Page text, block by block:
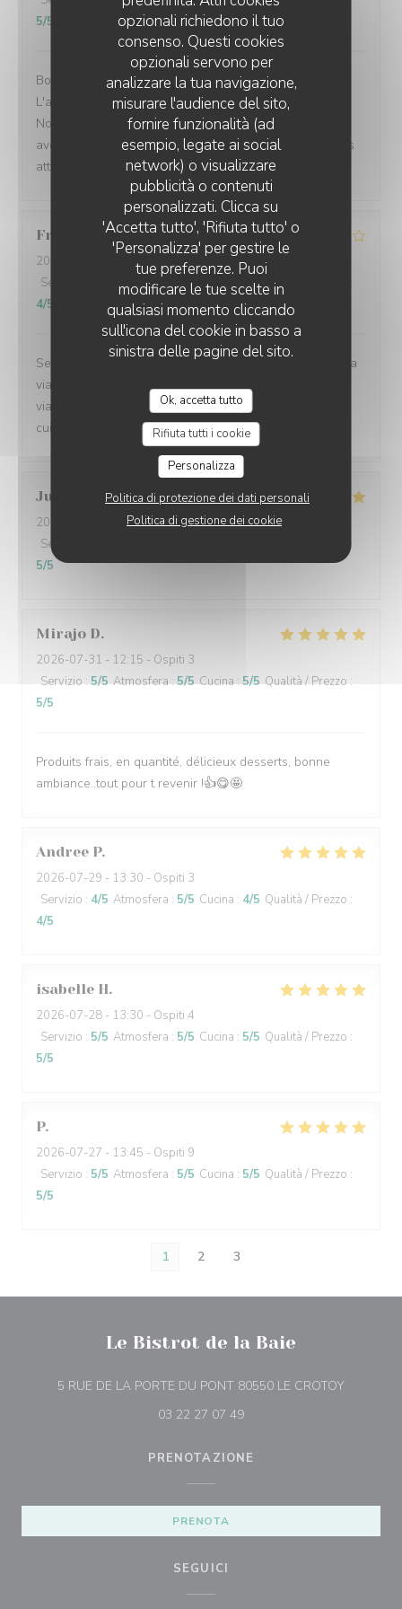
opzionali richiedono il tuo
consenso. Questi cookies
opzionali servono per
analizzare la tua navigazione,
misurare l'audience del sito,
fornire funzionalità (ad
esempio, legate ai social
network) o visualizzare
pubblicità o contenuti
personalizzati. Clicca su
'Accetta tutto', 'Rifiuta tutto' o
'Personalizza' per gestire le
tue preferenze. Puoi
modificare le tue scelte in
qualsiasi momento cliccando
sull'icona del cookie in basso a
sinistra delle pagine del sito.
Ok, accetta tutto
Rifiuta tutti i cookie
Personalizza
Politica di protezione dei dati personali
Politica di gestione dei cookie
5/5
Bonjour, nous avons passé un excellent moment.
L'accueil fut chaleureux et sympathique. Un vrai plaisir.
Nous avons déjeuné d'excellentes moules marinières
avec de bonnes frites. Le service fut a la hauteur de nos
attentes. Je recommande ce restaurant sans hésiter.
Frederic M
2026-08-02
- 19:15 - Ospiti 2
Servizio
Atmosfera: 5/5 Cucina: 3/5 Qualità / Prezzo
4/5
Serveuse agréable et marrante Par contre, cuisson de la
viande, pas ça du tout. Demande cuisson saignante, la
viande était crue et pour la deuxième, demande bien
cuite, la viande saignante
Julien
2026-07-30
- 13:30 - Ospiti 3
Servizio
:
5/5
Mirajo D
2026-07-31 - 12:15 - Ospiti 3
Servizio:5/5 Atmosfera:5/5 Cucina:5/5 Qualità / Prezzo :
5/5
Produits frais, en quantité, délicieux desserts, bonne
ambiance..tout pour t revenir !👍😋🤩
Andree P
2026-07-29 - 13:30 - Ospiti 3
Servizio : 4/5 Atmosfera : 5/5 Cucina : 4/5 Qualità / Prezzo :
4/5
isabelle H
2026-07-28 - 13:30 - Ospiti 4
Servizio : 5/5 Atmosfera : 5/5 Cucina : 5/5 Qualità / Prezzo :
5/5
P
2026-07-27 - 13:45 - Ospiti 9
Servizio : 5/5 Atmosfera : 5/5 Cucina : 5/5 Qualità / Prezzo :
5/5
1 2 3
Le Bistrot de la Baie
5 RUE DE LA PORTE DU PONT 80550 LE CROTOY((apre
03 22 27 07 49
PRENOTAZIONE
PRENOTA
SEGUICI